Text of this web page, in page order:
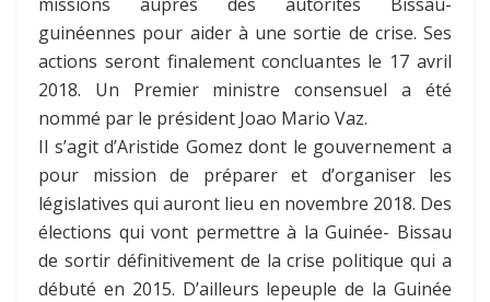
guinéennes pour aider à une sortie de crise. Ses
actions seront finalement concluantes le 17 avril
2018. Un Premier ministre consensuel a été
nommé par le président Joao Mario Vaz.
Il s’agit d’Aristide Gomez dont le gouvernement a
pour mission de préparer et d’organiser les
législatives qui auront lieu en novembre 2018. Des
élections qui vont permettre à la Guinée- Bissau
de sortir définitivement de la crise politique qui a
débuté en 2015. D’ailleurs lepeuple de la Guinée